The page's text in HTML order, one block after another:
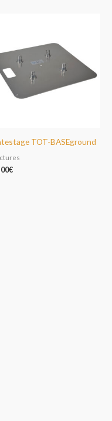
TOT-BASEground
€